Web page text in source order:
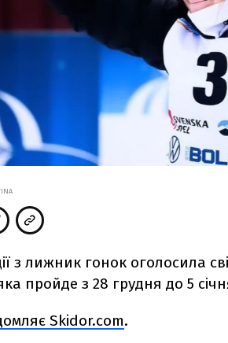
з лижник гонок оголосила
пройде з 28 грудня до 5
Skidor.com.